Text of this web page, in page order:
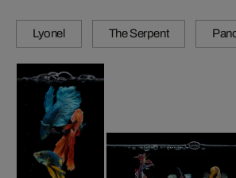
Lyonel The Serpent